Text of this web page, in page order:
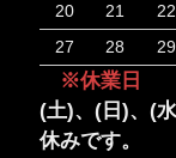
20
21 22
27
28 29
※休業日
(土)、(日)、(
休みです。